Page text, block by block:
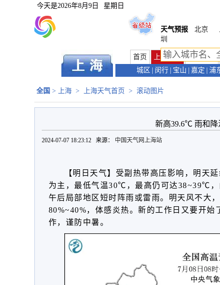
今天是2026年8月9日 星期日
天气预报 北京
圳
首页 上海首页
天气预报
城区
闵行 宝山 嘉定 浦
全国 > 上海 > 上海天气首页 > 滚动图片
新高39.6℃ 雨和降
2024-07-07 18:23:12 来源： 中国天气网上海站
【明日天气】 受副热带高压影响，明天
为主，最低气温30℃，最高仍可达38~39℃，
午后局部地区短时阵雨或雷雨。 明天风不大，
80%~40%，体感炎热。新的工作日又要开
作，谨防中暑。